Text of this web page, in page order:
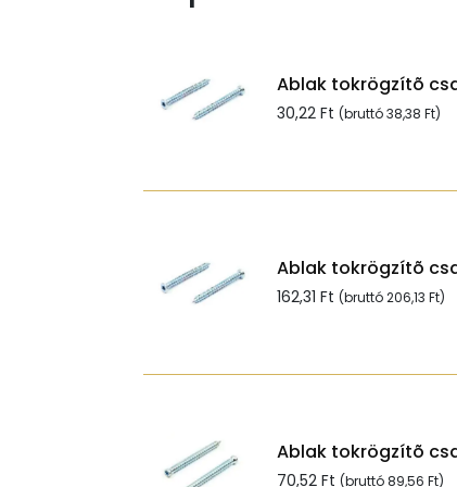
Ablak tokrögzítõ
30,22 Ft (bruttó38,38 Ft)
Ablak tokrögzítõ
162,31 Ft (bruttó206,13 Ft)
Ablak tokrögzítõ
70,52 Ft (bruttó89,56 Ft)